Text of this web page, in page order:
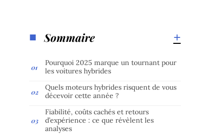
Sommaire
Pourquoi 2025 marque un tournant pour
les voitures hybrides
Quels moteurs hybrides risquent de vous
décevoir cette année ?
Fiabilité, coûts cachés et retours
d’expérience : ce que révèlent les
analyses